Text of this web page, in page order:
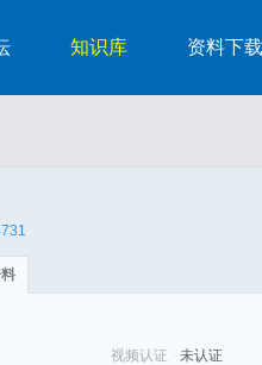
知识库 资料下载
视频认证 未认证